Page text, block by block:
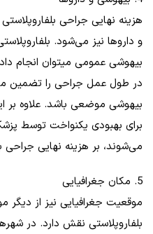
هزینه نهایی جراحی
و داروها نیز می‌شود.
بیهوشی عمومی میتوان انجام
در طول عمل جراحی را تضمین
بیهوشی موضعی باشد. علاوه بر
برای بهبودی یکنواخت توسط
می‌شوند، بر هزینه نهایی جراحی
5. مکان جغرافیایی
موقعیت جغرافیایی نیز از دیگر
بلفاروپلاستی نقش دارد. در